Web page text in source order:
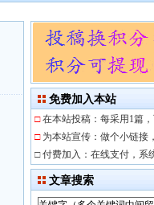
免费加入本站
□ 在本站投稿：每采用1篇
□ 为本站宣传：做个小链接
□ 付费加入：在线支付，系
文章搜索